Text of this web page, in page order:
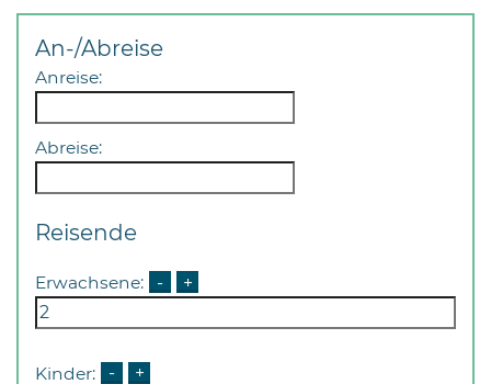
An-/Abreise
Anreise:
Abreise:
Reisende
Erwachsene: - +
Kinder: - +